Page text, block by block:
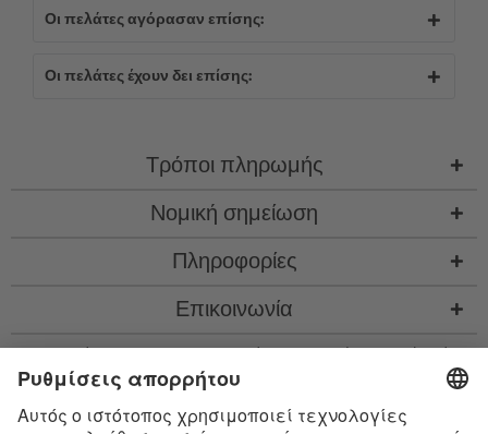
Οι πελάτες αγόρασαν επίσης:
Οι πελάτες έχουν δει επίσης:
Τρόποι πληρωμής
Νομική σημείωση
Πληροφορίες
Επικοινωνία
παραλαβής, αν δεν περιγράφεται κάτι διαφορετικό